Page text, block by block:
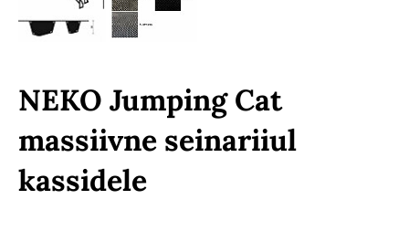
NEKO Jumping Cat
massiivne seinariiul
kassidele